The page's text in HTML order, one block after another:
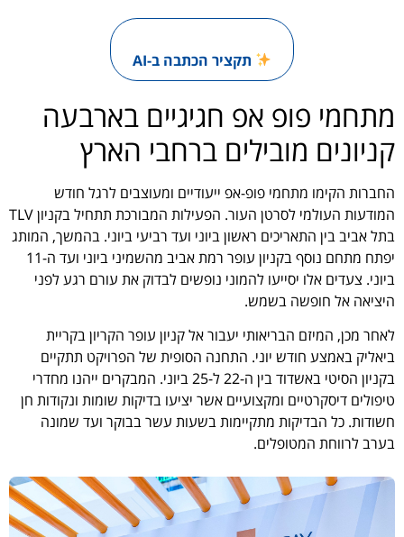
תקציר הכתבה ב-AI
מתחמי פופ אפ חגיגיים בארבעה
קניונים מובילים ברחבי הארץ
החברות הקימו מתחמי פופ-אפ ייעודיים ומעוצבים לרגל חודש
המודעות העולמי לסרטן העור. הפעילות המבורכת תתחיל בקניון TLV
בתל אביב בין התאריכים ראשון ביוני ועד רביעי ביוני. בהמשך, המותג
יפתח מתחם נוסף בקניון עופר רמת אביב מהשמיני ביוני ועד ה-11
ביוני. צעדים אלו יסייעו להמוני נופשים לבדוק את עורם רגע לפני
היציאה אל חופשה בשמש.
לאחר מכן, המיזם הבריאותי יעבור אל קניון עופר הקריון בקריית
ביאליק באמצע חודש יוני. התחנה הסופית של הפרויקט תתקיים
בקניון הסיטי באשדוד בין ה-22 ל-25 ביוני. המבקרים ייהנו מחדרי
טיפולים דיסקרטיים ומקצועיים אשר יציעו בדיקות שומות ונקודות חן
חשודות. כל הבדיקות מתקיימות בשעות עשר בבוקר ועד שמונה
בערב לרווחת המטופלים.